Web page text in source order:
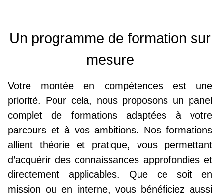
Un programme de formation sur
mesure
Votre montée en compétences est une
priorité. Pour cela, nous proposons un panel
complet de formations adaptées à votre
parcours et à vos ambitions. Nos formations
allient théorie et pratique, vous permettant
d’acquérir des connaissances approfondies et
directement applicables. Que ce soit en
mission ou en interne, vous bénéficiez aussi